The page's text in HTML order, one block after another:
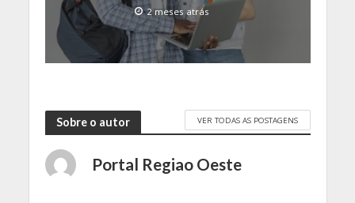
2 meses atrás
Sobre o autor VER TODAS AS POSTAGENS
Portal Regiao Oeste